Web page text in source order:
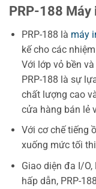
PRP-188 Máy
PRP-188 là máy
kế cho các
Với lớp vỏ bền
PRP-188 là sự
chất lượng cao
cửa hàng bán lẻ
Với cơ chế tiếng
xuống mức tối
Giao diện đa I/
hấp dẫn, PRP-